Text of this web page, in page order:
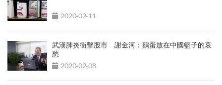
2020-02-11
武漢肺炎衝擊股市 謝金河：鷄蛋放在中國籃子的哀
愁
2020-02-08